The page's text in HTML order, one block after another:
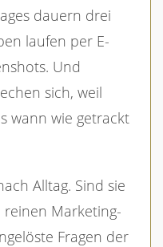
dauern drei
laufen per E-
Und
sich, weil
wann wie getrackt
Alltag. Sind sie
reinen Marketing-
Fragen der